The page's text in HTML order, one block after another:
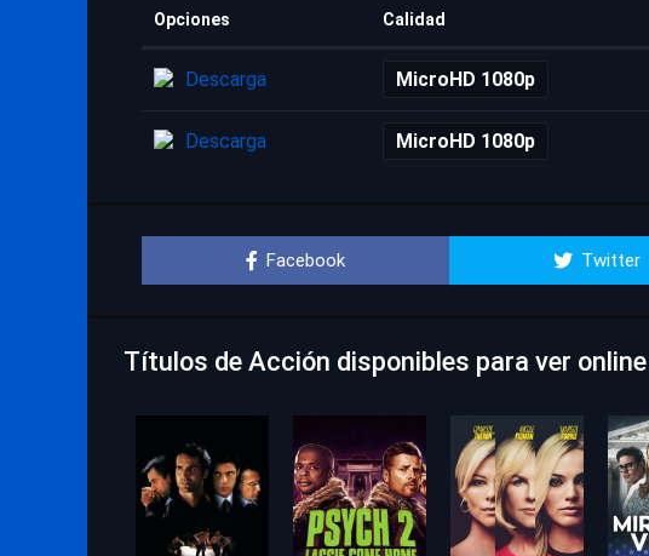
Opciones Calidad
Descarga MicroHD 1080p
Descarga MicroHD 1080p
Facebook Twitter
Títulos de Acción disponibles para ver online